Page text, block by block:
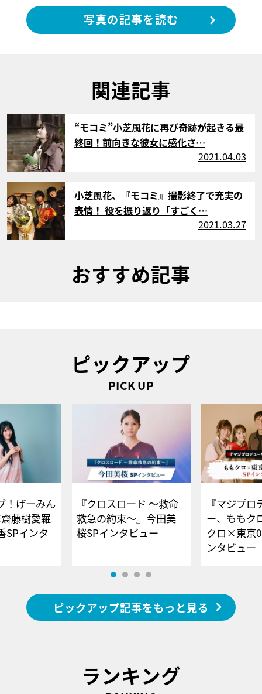
写真の記事を読む
関連記事
サムネイル
“モコミ”小芝風花に再び奇跡が起きる最
終回！前向きな彼女に感化さ…
2021.04.03
サムネイル
小芝風花、『モコミ』撮影終了で充実の
表情！ 役を振り返り「すごく…
2021.03.27
おすすめ記事
ピックアップ
PICK UP
！げーみん
藤樹愛羅
SPインタ
『クロスロード ～救命
救急の約束～』今田美
桜SPインタビュー
『マジプロ
ー、ももク
クロ×東京
ンタビュー
ピックアップ記事をもっと見る
ランキング